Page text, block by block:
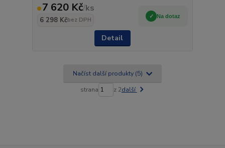
7 620 Kč/ks
6 298 Kčbez DPH
Na dotaz
Detail
Načíst další produkty (5)
strana z 2další